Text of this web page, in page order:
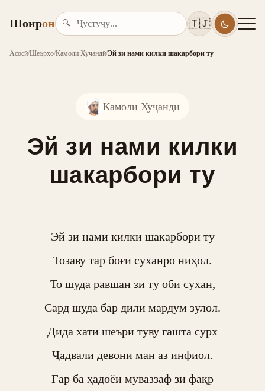
Шоирон 🔍 🇹🇯
Асосӣ/Шеърҳо/Камоли Хуҷандӣ/Эй зи нами килки шакарбори ту
Камоли Хуҷандӣ
Эй зи нами килки
шакарбори ту
Эй зи нами килки шакарбори ту
Тозаву тар боғи суханро ниҳол.
То шуда равшан зи ту оби сухан,
Сард шуда бар дили мардум зулол.
Дида хати шеъри туву гашта сурх
Ҷадвали девони ман аз инфиол.
Гар ба ҳадоёи муваззаф зи фақр